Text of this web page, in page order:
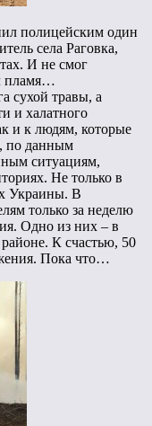
полицейским один
села Раговка,
И не смог
пламя…
сухой травы, а
и халатного
и к людям, которые
по данным
ситуациям,
Не только в
Украины. В
только за неделю
Одно из них – в
К счастью, 50
Пока что…